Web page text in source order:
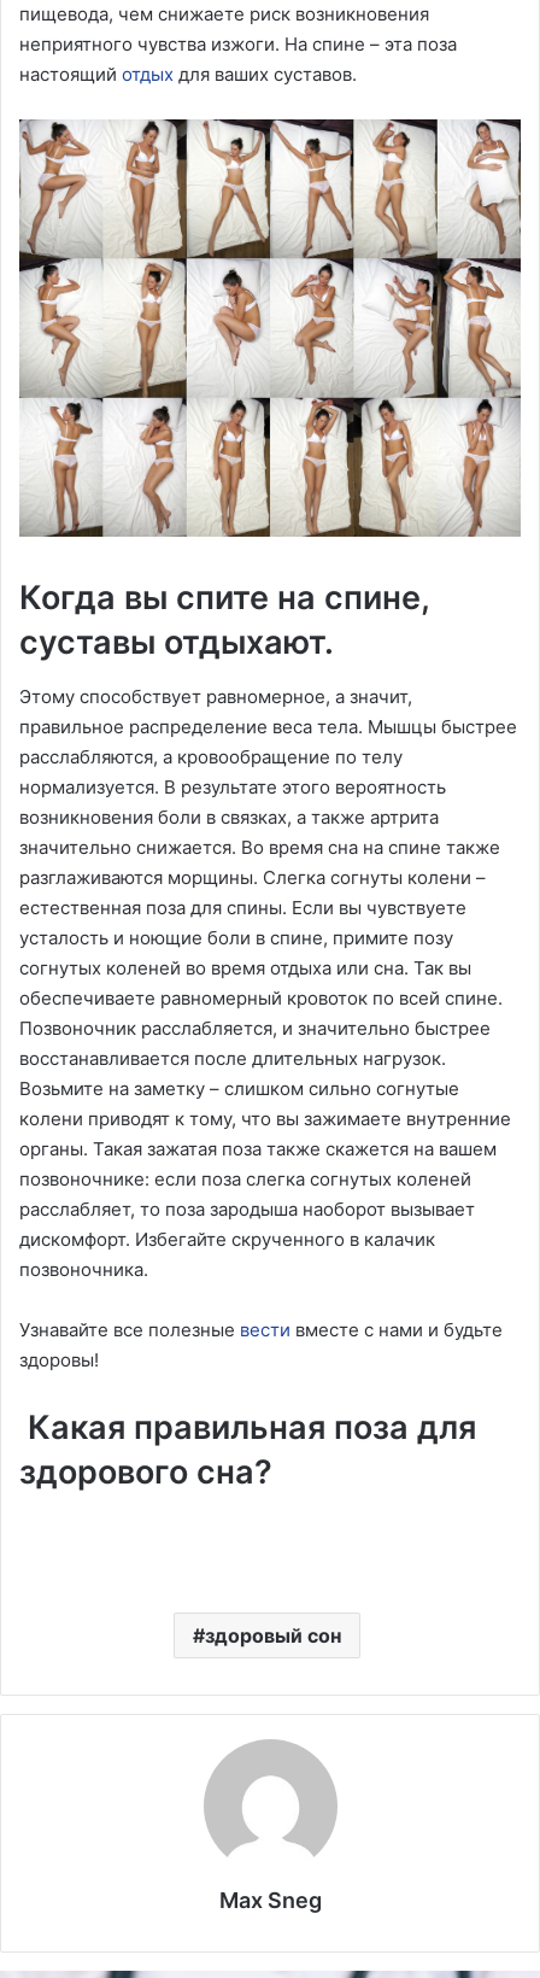
пищевода, чем снижаете риск возникновения
неприятного чувства изжоги. На спине – эта поза
настоящий отдых для ваших суставов.
Когда вы спите на спине,
суставы отдыхают.
Этому способствует равномерное, а значит,
правильное распределение веса тела. Мышцы быстрее
расслабляются, а кровообращение по телу
нормализуется. В результате этого вероятность
возникновения боли в связках, а также артрита
значительно снижается. Во время сна на спине также
разглаживаются морщины. Слегка согнуты колени –
естественная поза для спины. Если вы чувствуете
усталость и ноющие боли в спине, примите позу
согнутых коленей во время отдыха или сна. Так вы
обеспечиваете равномерный кровоток по всей спине.
Позвоночник расслабляется, и значительно быстрее
восстанавливается после длительных нагрузок.
Возьмите на заметку – слишком сильно согнутые
колени приводят к тому, что вы зажимаете внутренние
органы. Такая зажатая поза также скажется на вашем
позвоночнике: если поза слегка согнутых коленей
расслабляет, то поза зародыша наоборот вызывает
дискомфорт. Избегайте скрученного в калачик
позвоночника.
Узнавайте все полезные вести вместе с нами и будьте
здоровы!
Какая правильная поза для
здорового сна?
здоровый сон
Max Sneg